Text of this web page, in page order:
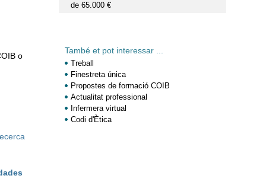
o
de 65.000 €
També et pot interessar ...
Treball
Finestreta única
Propostes de formació COIB
Actualitat professional
Infermera virtual
Codi d'Ètica